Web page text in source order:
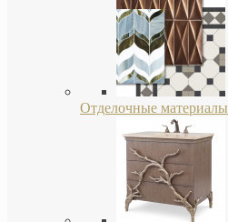
Отделочные материалы